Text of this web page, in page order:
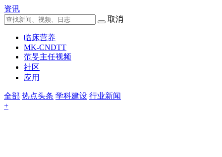
资讯
取消
临床营养
MK-CNDTT
范旻主任视频
社区
应用
全部 热点头条 学科建设 行业新闻
+